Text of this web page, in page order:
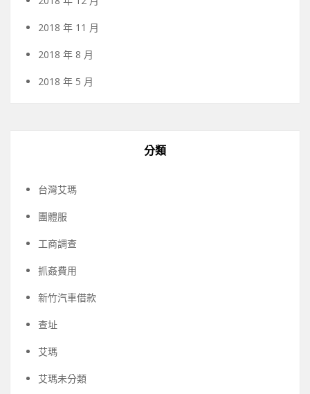
2018 年 11 月
2018 年 8 月
2018 年 5 月
分類
台灣艾瑪
團體服
工商調查
抓姦費用
新竹汽車借款
查址
艾瑪
艾瑪未分類